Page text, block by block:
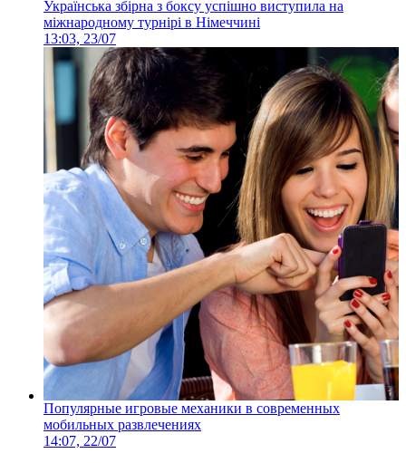
Українська збірна з боксу успішно виступила на
міжнародному турнірі в Німеччині
13:03, 23/07
Популярные игровые механики в современных
мобильных развлечениях
14:07, 22/07